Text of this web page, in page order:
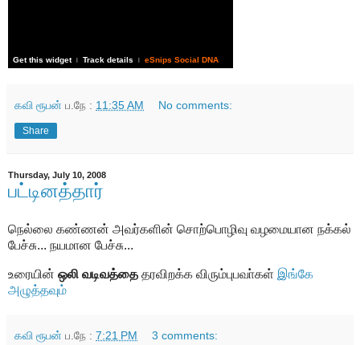
Get this widget Track details eSnips Social DNA
கவி ரூபன் ப.நே : 11:35 AM No comments:
Share
Thursday, July 10, 2008
பட்டினத்தார்
நெல்லை கண்ணன் அவர்களின் சொற்பொழிவு வழமையான நக்கல்
பேச்சு... நயமான பேச்சு...
உரையின் ஒலி வடிவத்தை தரவிறக்க விரும்புபவா்கள் இங்கே
அழுத்தவும்
கவி ரூபன் ப.நே : 7:21 PM 3 comments: